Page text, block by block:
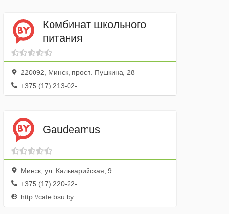
Комбинат школьного
питания
220092, Минск, просп. Пушкина, 28
+375 (17) 213-02-...
Gaudeamus
Минск, ул. Кальварийская, 9
+375 (17) 220-22-...
http://cafe.bsu.by